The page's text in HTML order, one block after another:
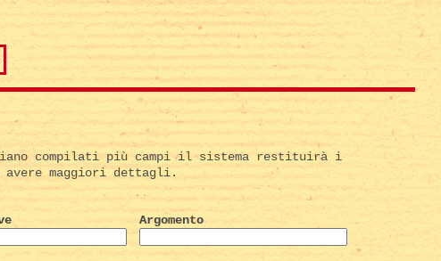
compilati più campi il sistema restituirà i
maggiori dettagli.
Argomento